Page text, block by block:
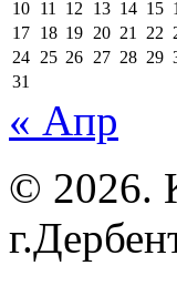
10 11 12 13 14 15
17 18 19 20 21 22
24 25 26 27 28 29
31
« Апр
© 2026.